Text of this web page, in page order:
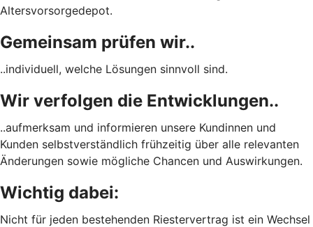
Altersvorsorgedepot.
Gemeinsam prüfen wir..
..individuell, welche Lösungen sinnvoll sind.
Wir verfolgen die Entwicklungen..
..aufmerksam und informieren unsere Kundinnen und
Kunden selbstverständlich frühzeitig über alle relevanten
Änderungen sowie mögliche Chancen und Auswirkungen.
Wichtig dabei:
Nicht für jeden bestehenden Riestervertrag ist ein Wechsel